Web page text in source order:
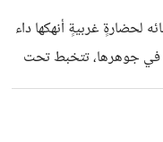
لحضارةٍ غربيةٍ أنهكها داء
في جوهرها، تتخبط تحت
عن ابتكار الحلول
وللشعوب المنكوبة،